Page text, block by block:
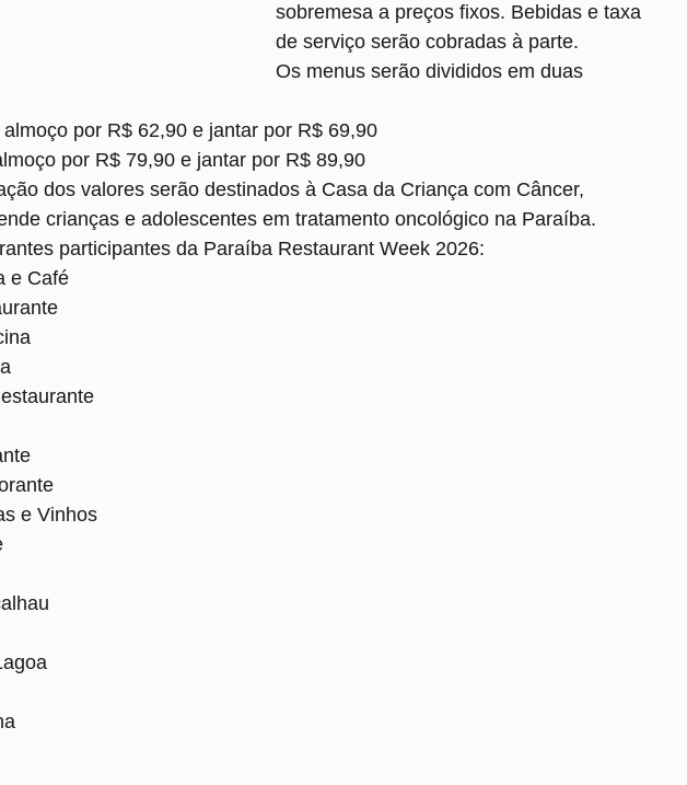
sobremesa a preços fixos. Bebidas e taxa
de serviço serão cobradas à parte.
Os menus serão divididos em duas
por R$ 62,90 e jantar por R$ 69,90
por R$ 79,90 e jantar por R$ 89,90
dos valores serão destinados à Casa da Criança com Câncer,
crianças e adolescentes em tratamento oncológico na Paraíba.
participantes da Paraíba Restaurant Week 2026:
e Café
e Vinhos